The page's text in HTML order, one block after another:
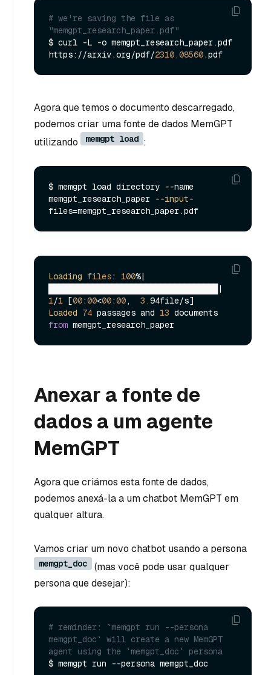
# we're saving the file as
"memgpt_research_paper.pdf"
$ curl -L -o memgpt_research_paper.pdf
https://arxiv.org/pdf/2310.08560
Agora que temos o documento descarregado,
podemos criar uma fonte de dados MemGPT
utilizando
memgpt load :
$ memgpt load directory --name
memgpt_research_paper --input-
Loading files: 100%|
1/1 [00:00<00:00, 3.
Loaded 74 passages and 13
from
Anexar a fonte de
dados a um agente
MemGPT
Agora que criámos esta fonte de dados,
podemos anexá-la a um chatbot MemGPT em
qualquer altura.
Vamos criar um novo chatbot usando a persona
memgpt_doc
(mas você pode usar qualquer
persona que desejar):
# reminder: `memgpt run --persona
memgpt_doc` will create a new MemGPT
agent using the `memgpt_doc` persona